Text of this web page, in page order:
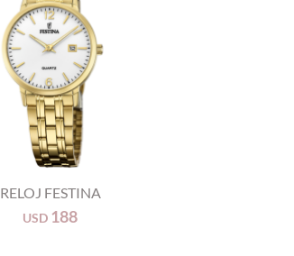
RELOJ FESTINA
USD 188